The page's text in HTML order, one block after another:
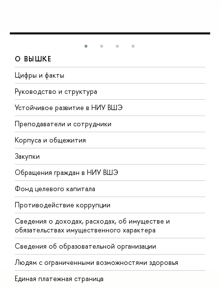
О ВЫШКЕ
Цифры и факты
Руководство и структура
Устойчивое развитие в НИУ ВШЭ
Преподаватели и сотрудники
Корпуса и общежития
Закупки
Обращения граждан в НИУ ВШЭ
Фонд целевого капитала
Противодействие коррупции
Сведения о доходах, расходах, об имуществе и
обязательствах имущественного характера
Сведения об образовательной организации
Людям с ограниченными возможностями здоровья
Единая платежная страница